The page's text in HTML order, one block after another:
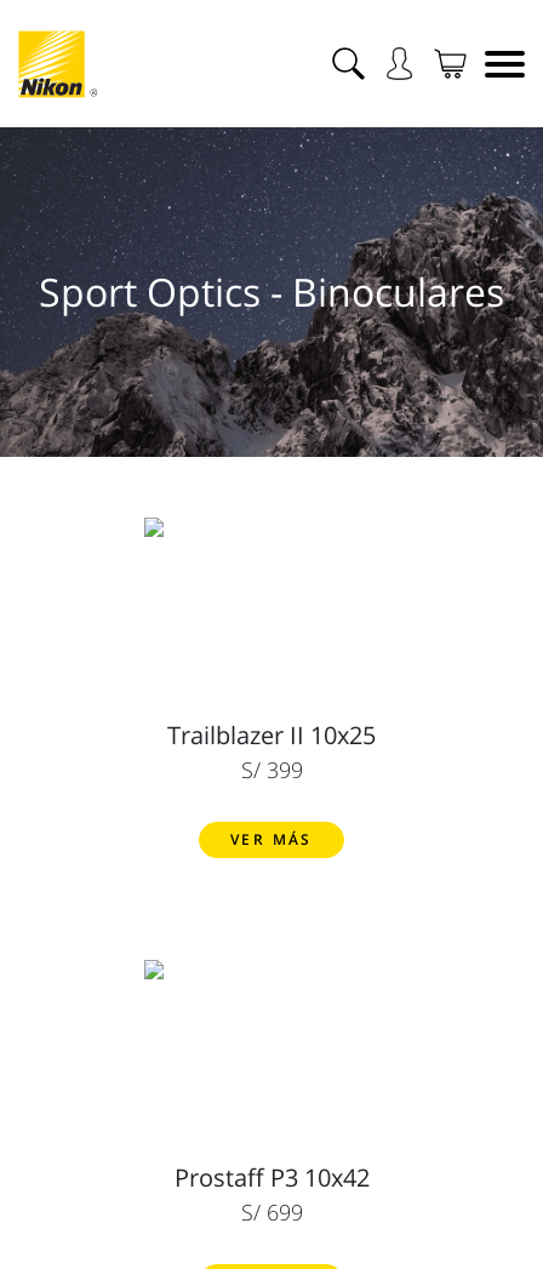
Sport Optics - Binoculares
Trailblazer II 10x25
S/ 399
VER MÁS
Prostaff P3 10x42
S/ 699